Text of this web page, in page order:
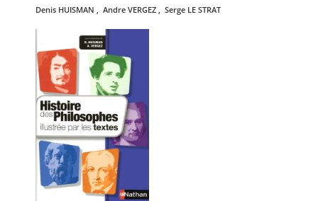
denis HUISMAN , andre VERGEZ , serge LE STRAT